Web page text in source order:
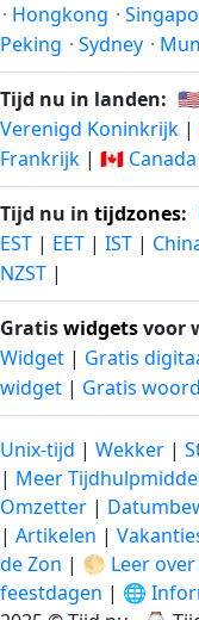
· Hongkong ·
Peking · Sydney ·
Tijd nu in landen:
Verenigd Koninkrijk |
Frankrijk | 🇨🇦 Canada
Tijd nu in tijdzones:
EST | EET | IST |
NZST |
Gratiswidgetsvoor
Widget | Gratis
widget | Gratis
Unix-tijd | Wekker |
| Meer
Omzetter |
| Artikelen |
de Zon | 🌕 Leer
feestdagen | 🌐